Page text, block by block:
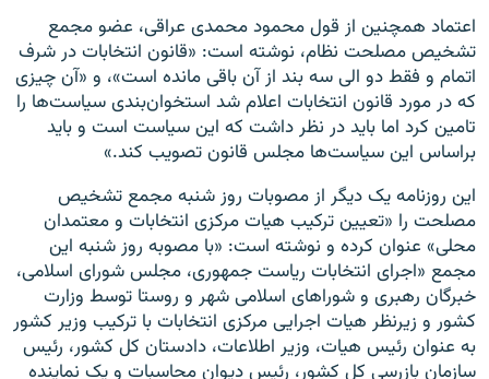
اعتماد همچنین از قول محمود محمدی عراقی، عضو مجمع
تشخیص مصلحت نظام، نوشته است: «قانون انتخابات در شرف
اتمام و فقط دو الی سه بند از آن باقی مانده است»، و «آن چیزی
که در مورد قانون انتخابات اعلام شد استخوان‌بندی سیاست‌ها را
تامین کرد اما باید در نظر داشت که این سیاست است و باید
براساس این سیاست‌ها مجلس قانون تصویب کند.»
این روزنامه یک دیگر از مصوبات روز شنبه مجمع تشخیص
مصلحت را «تعیین ترکیب هیات مرکزی انتخابات و معتمدان
محلی» عنوان کرده و نوشته است: «با مصوبه روز شنبه این
مجمع «اجرای انتخابات ریاست‌ جمهوری، مجلس شورای اسلامی،
خبرگان رهبری و شوراهای اسلامی شهر و روستا توسط وزارت
کشور و زیرنظر هیات اجرایی مرکزی انتخابات با ترکیب وزیر کشور
به عنوان رئیس هیات، وزیر اطلاعات، دادستان کل کشور، رئیس
سازمان بازرسی کل کشور، رئیس دیوان محاسبات و یک نماینده